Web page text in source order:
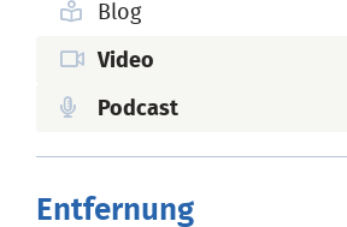
Blog
Video
Podcast
Entfernung